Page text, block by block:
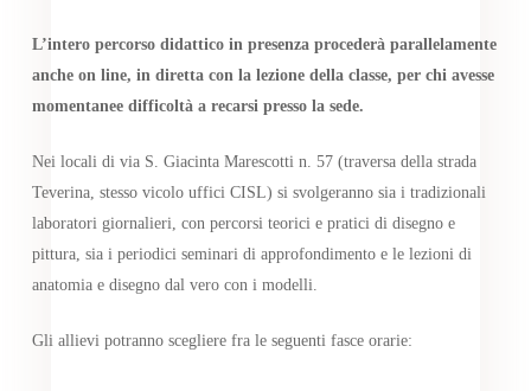
L’intero percorso didattico in presenza procederà parallelamente
anche on line, in diretta con la lezione della classe, per chi avesse
momentanee difficoltà a recarsi presso la sede.
Nei locali di via S. Giacinta Marescotti n. 57 (traversa della strada
Teverina, stesso vicolo uffici CISL) si svolgeranno sia i tradizionali
laboratori giornalieri, con percorsi teorici e pratici di disegno e
pittura, sia i periodici seminari di approfondimento e le lezioni di
anatomia e disegno dal vero con i modelli.
Gli allievi potranno scegliere fra le seguenti fasce orarie: